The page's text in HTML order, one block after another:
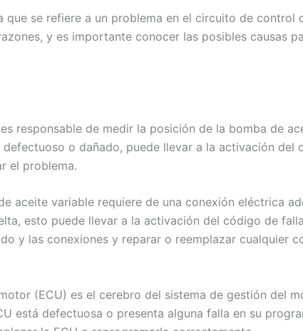
se refiere a un problema en el circuito de control
y es importante conocer las posibles causas
responsable de medir la posición de la bomba de
o dañado, puede llevar a la activación del
el problema.
aceite variable requiere de una conexión eléctrica
esto puede llevar a la activación del código de
y las conexiones y reparar o reemplazar cualquier
(ECU) es el cerebro del sistema de gestión del
está defectuosa o presenta alguna falla en su